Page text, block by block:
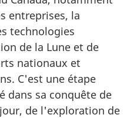
entreprises, la
technologies
de la Lune et de
nationaux et
C'est une étape
dans sa conquête de
de l'exploration de